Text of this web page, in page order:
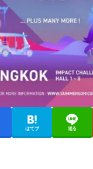
はてブ 送る